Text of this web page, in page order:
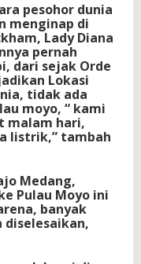
pesohor dunia
menginap di
Lady Diana
pernah
dari sejak Orde
Lokasi
tidak ada
moyo, “ kami
malam hari,
listrik,” tambah
Medang,
Pulau Moyo ini
banyak
diselesaikan,